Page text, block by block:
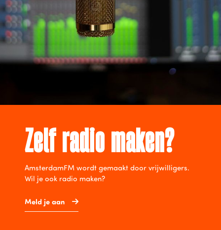
Zelf radio maken?
AmsterdamFM wordt gemaakt door vrijwilligers.
Wil je ook radio maken?
Meld je aan